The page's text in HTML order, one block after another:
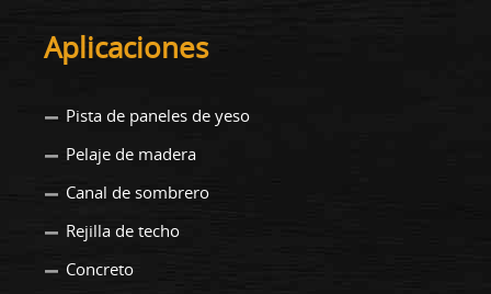
Aplicaciones
Pista de paneles de yeso
Pelaje de madera
Canal de sombrero
Rejilla de techo
Concreto